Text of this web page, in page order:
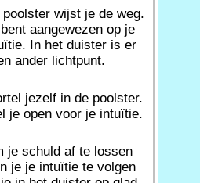
poolster wijst je de weg.
aangewezen op je
In het duister is er
ander lichtpunt.
jezelf in de poolster.
je open voor je intuïtie.
je schuld af te lossen
je je intuïtie te volgen